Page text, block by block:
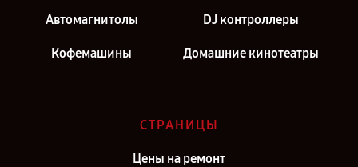
Автомагнитолы DJ контроллеры
Кофемашины Домашние кинотеатры
СТРАНИЦЫ
Цены на ремонт